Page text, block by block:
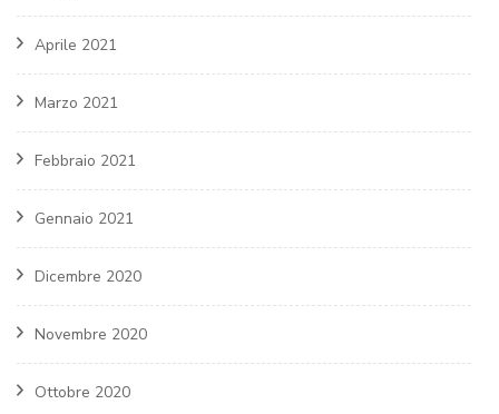
Aprile 2021
Marzo 2021
Febbraio 2021
Gennaio 2021
Dicembre 2020
Novembre 2020
Ottobre 2020